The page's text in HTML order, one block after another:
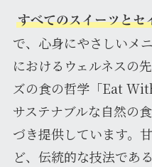
すべてのスイーツとセ
で、心身にやさしいメ
におけるウェルネスの
ズの食の哲学「Eat
サステナブルな自然の
づき提供しています。
ど、伝統的な技法であ